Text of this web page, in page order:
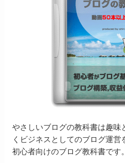
やさしいブログの教科書は趣味
くビジネスとしてのブログ運営
初心者向けのブログ教科書です。